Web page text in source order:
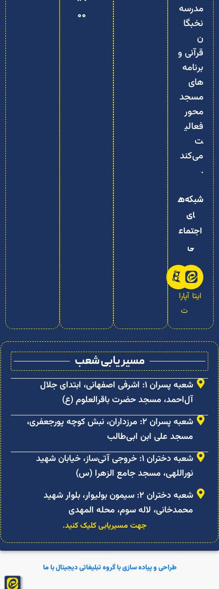
قرآنی و
برنامه‌
های
مسجد‌
محور
فعالی
ت
می‌کند
.
شبکه‌ه
ی
آپارا
ت
ایتا
مسیر یابی شعب
شعبه پسران ۱: اشرفی اصفهانی، ابتدای جلال
آل‌احمد، مسجد حضرت باقرالعلوم (ع)
شعبه پسران ۲: مرزداران، نبش کوچه پورجعفری،
مسجد علی ابن ابی‌طالب
شعبه دختران ۱: خروجی آتی‌ساز، خیابان شهید
نوراللهی، مسجد جامع الزهرا (س)
شعبه دختران ۲: سیمون بولیوار، بلوار شهید
محمدخانی، لاله سوم، محله المهدی
جهت مسیریابی کلیک کنید.
طراحی و پیاده سازی با گروه تبلیغاتی دیجیتال با ما